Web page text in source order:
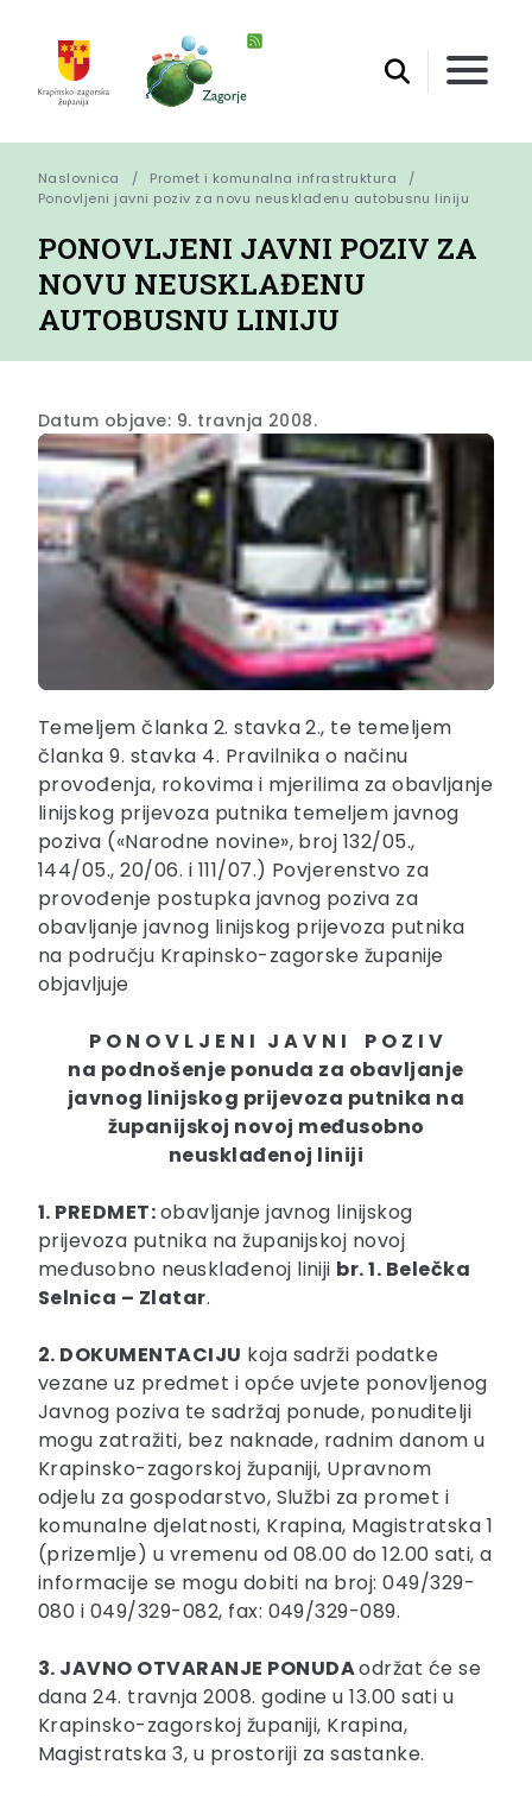
Naslovnica
Promet i komunalna infrastruktura
Ponovljeni javni poziv za novu neusklađenu autobusnu liniju
PONOVLJENI JAVNI POZIV ZA
NOVU NEUSKLAĐENU
AUTOBUSNU LINIJU
Datum objave: 9. travnja 2008.
Temeljem članka 2. stavka 2., te temeljem
članka 9. stavka 4. Pravilnika o načinu
provođenja, rokovima i mjerilima za obavljanje
linijskog prijevoza putnika temeljem javnog
poziva («Narodne novine», broj 132/05.,
144/05., 20/06. i 111/07.) Povjerenstvo za
provođenje postupka javnog poziva za
obavljanje javnog linijskog prijevoza putnika
na području Krapinsko-zagorske županije
objavljuje
P O N O V L J E N I J A V N I P O Z I V
na podnošenje ponuda za obavljanje
javnog linijskog prijevoza putnika na
županijskoj novoj međusobno
neusklađenoj liniji
1. PREDMET:obavljanje javnog linijskog
prijevoza putnika na županijskoj novoj
međusobno neusklađenoj liniji br. 1. Belečka
Selnica – Zlatar.
2. DOKUMENTACIJU koja sadrži podatke
vezane uz predmet i opće uvjete ponovljenog
Javnog poziva te sadržaj ponude, ponuditelji
mogu zatražiti, bez naknade, radnim danom u
Krapinsko-zagorskoj županiji, Upravnom
odjelu za gospodarstvo, Službi za promet i
komunalne djelatnosti, Krapina, Magistratska 1
(prizemlje) u vremenu od 08.00 do 12.00 sati, a
informacije se mogu dobiti na broj: 049/329-
080 i 049/329-082, fax: 049/329-089.
3. JAVNO OTVARANJE PONUDAodržat će se
dana 24. travnja 2008. godine u 13.00 sati u
Krapinsko-zagorskoj županiji, Krapina,
Magistratska 3, u prostoriji za sastanke.